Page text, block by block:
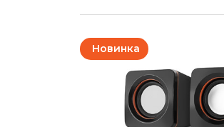
Новинка